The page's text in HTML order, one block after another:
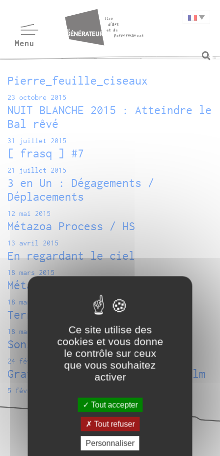
Pierre_feuille_ciseaux
23 octobre 2015
NUIT BLANCHE 2015 : Atteindre le
Bal rêvé
31 juillet 2015
[ frasq ] #7
21 juillet 2015
3 en Un : Dégagements /
Déplacements
12 mai 2015
Métazoa Process / HS
13 avril 2015
En regardant le ciel
18 mars 2015
Métazoa Process / Exercitare
18 mars 2015
Terra Incognita
18 mars 2015
Sonic Protest
24 février 2015
Grateful Night : Musique & film
5 février 2015
Ce site utilise des
cookies et vous donne
le contrôle sur ceux
que vous souhaitez
activer
Tout accepter
Tout refuser
Personnaliser